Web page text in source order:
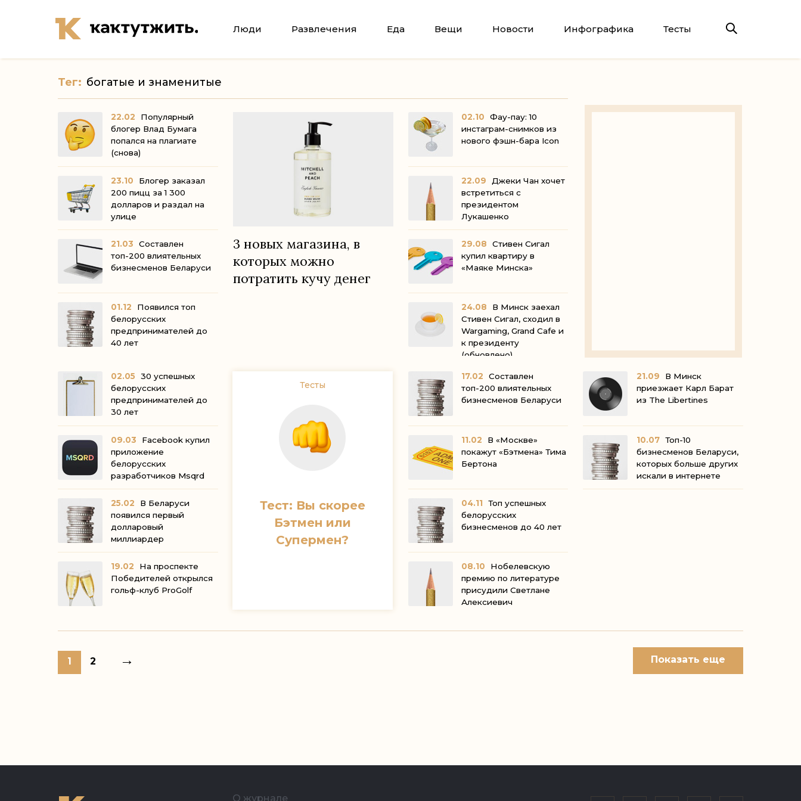
Люди Развлечения Еда Вещи Новости Инфографика Тесты
Тег: богатые и знаменитые
22.02
Популярный
блогер Влад Бумага
попался на плагиате
(снова)
23.10
Блогер заказал
200 пицц за 1 300
долларов и раздал на
улице
21.03
Составлен
топ-200 влиятельных
бизнесменов Беларуси
01.12
Появился топ
белорусских
предпринимателей до
40 лет
3 новых магазина, в
которых можно
потратить кучу денег
02.10
Фау-пау: 10
инстаграм-снимков из
нового фэшн-бара Icon
22.09
Джеки Чан хочет
встретиться с
президентом
Лукашенко
29.08
Стивен Сигал
купил квартиру в
«Маяке Минска»
24.08
В Минск заехал
Стивен Сигал, сходил в
Wargaming, Grand Cafe и
к президенту
(обновлено)
02.05
30 успешных
белорусских
предпринимателей до
30 лет
09.03
Facebook купил
приложение
белорусских
разработчиков Msqrd
25.02
В Беларуси
появился первый
долларовый
миллиардер
19.02
На проспекте
Победителей открылся
гольф-клуб ProGolf
Тесты
Тест: Вы скорее
Бэтмен или
Супермен?
17.02
Составлен
топ-200 влиятельных
бизнесменов Беларуси
11.02
В «Москве»
покажут «Бэтмена» Тима
Бертона
04.11
Топ успешных
белорусских
бизнесменов до 40 лет
08.10
Нобелевскую
премию по литературе
присудили Светлане
Алексиевич
21.09
В Минск
приезжает Карл Барат
из The Libertines
10.07 Топ-10
бизнесменов Беларуси,
которых больше других
искали в интернете
1 2 → Показать еще
О журнале